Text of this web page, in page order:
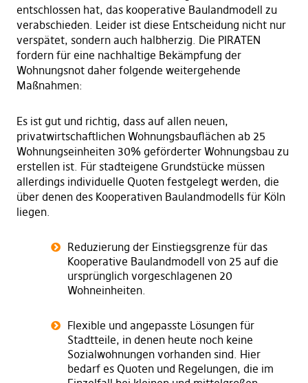
entschlossen hat, das kooperative Baulandmodell zu
verabschieden. Leider ist diese Entscheidung nicht nur
verspätet, sondern auch halbherzig. Die PIRATEN
fordern für eine nachhaltige Bekämpfung der
Wohnungsnot daher folgende weitergehende
Maßnahmen:
Es ist gut und richtig, dass auf allen neuen,
privatwirtschaftlichen Wohnungsbauflächen ab 25
Wohnungseinheiten 30% geförderter Wohnungsbau zu
erstellen ist. Für stadteigene Grundstücke müssen
allerdings individuelle Quoten festgelegt werden, die
über denen des Kooperativen Baulandmodells für Köln
liegen.
Reduzierung der Einstiegsgrenze für das
Kooperative Baulandmodell von 25 auf die
ursprünglich vorgeschlagenen 20
Wohneinheiten.
Flexible und angepasste Lösungen für
Stadtteile, in denen heute noch keine
Sozialwohnungen vorhanden sind. Hier
bedarf es Quoten und Regelungen, die im